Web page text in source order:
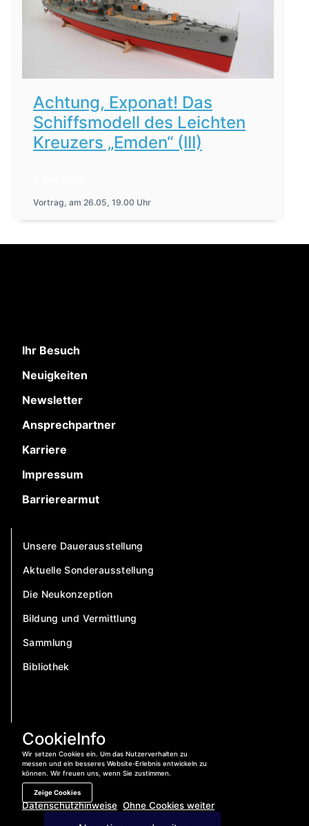
CookieInfo
Wir setzen Cookies ein. Um das Nutzerverhalten zu
messen und ein besseres Website-Erlebnis entwickeln zu
können. Wir freuen uns, wenn Sie zustimmen.
Zeige Cookies
Datenschutzhinweise Ohne Cookies weiter
Achtung, Exponat! Das
Schiffsmodell des Leichten
Kreuzers „Emden“ (III)
Vortrag, am 26.05, 19.00 Uhr
Jetzt anrufen:
Ihr Besuch
Neuigkeiten
Newsletter
Ansprechpartner
Karriere
Impressum
Barrierearmut
Unsere Dauerausstellung
Aktuelle Sonderausstellung
Die Neukonzeption
Bildung und Vermittlung
Sammlung
Bibliothek